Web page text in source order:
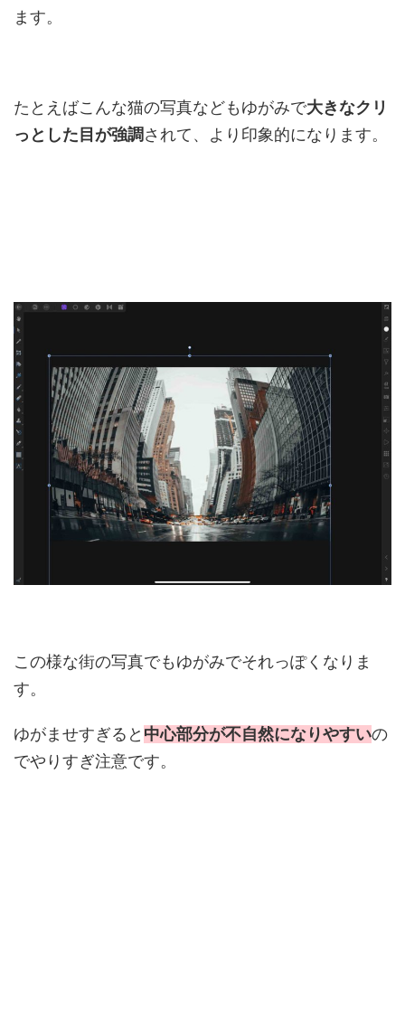
ます。
たとえばこんな猫の写真などもゆがみで大きなクリ
っとした目が強調 されて、より印象的になります。
この様な街の写真でもゆがみでそれっぽくなりま
す。
ゆがませすぎると 中心部分が不自然になりやすいの
でやりすぎ注意です。